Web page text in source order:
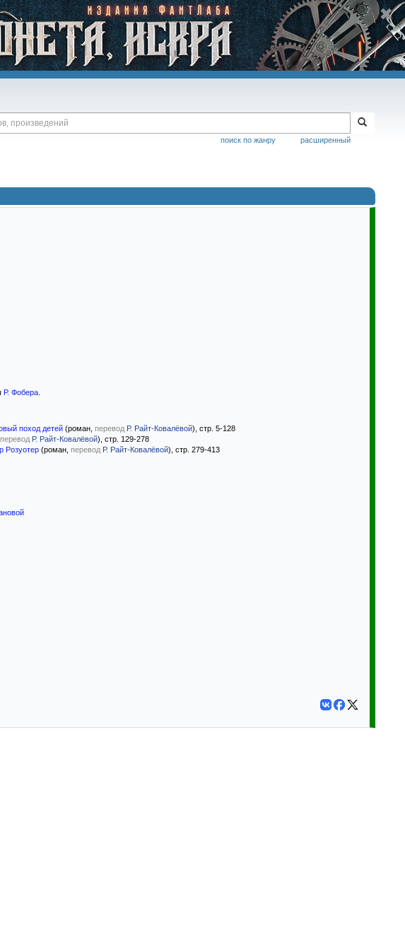
расширенный
поиск по жанру
Р. Фобера.
поход детей (роман, перевод Р. Райт-Ковалёвой), стр. 5-128
перевод Р. Райт-Ковалёвой), стр. 129-278
Розуотер (роман, перевод Р. Райт-Ковалёвой), стр. 279-413